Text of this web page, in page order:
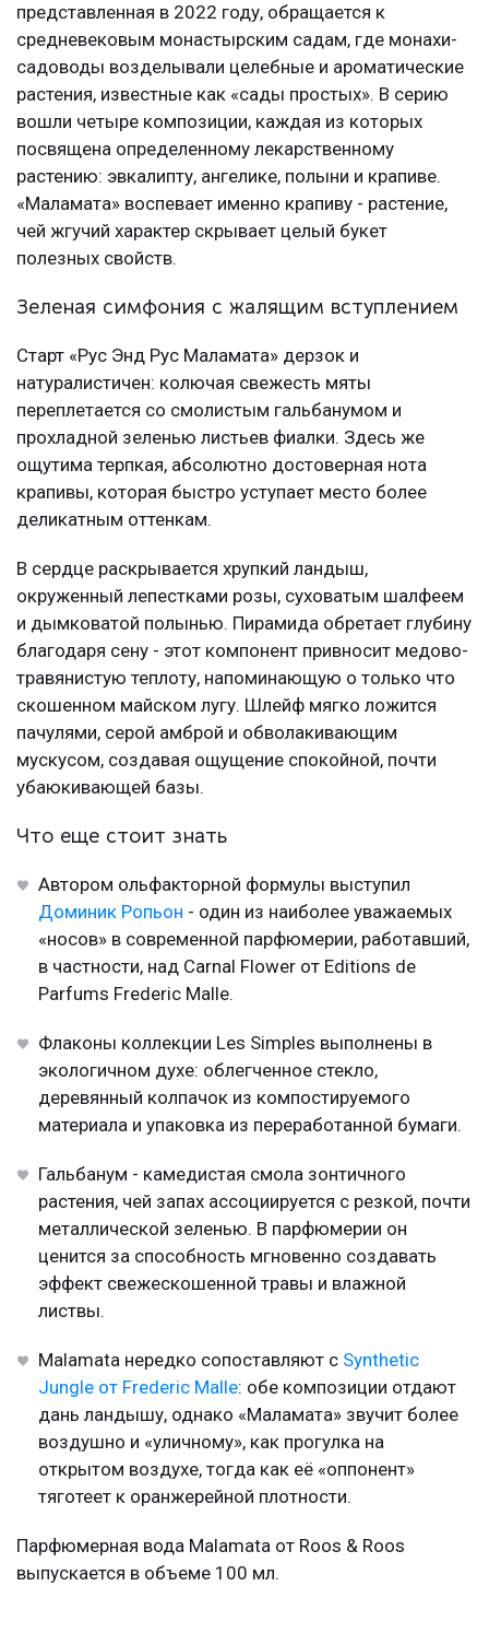
представленная в 2022 году, обращается к
средневековым монастырским садам, где монахи-
садоводы возделывали целебные и ароматические
растения, известные как «сады простых». В серию
вошли четыре композиции, каждая из которых
посвящена определенному лекарственному
растению: эвкалипту, ангелике, полыни и крапиве.
«Маламата» воспевает именно крапиву - растение,
чей жгучий характер скрывает целый букет
полезных свойств.
Зеленая симфония с жалящим вступлением
Старт «Рус Энд Рус Маламата» дерзок и
натуралистичен: колючая свежесть мяты
переплетается со смолистым гальбанумом и
прохладной зеленью листьев фиалки. Здесь же
ощутима терпкая, абсолютно достоверная нота
крапивы, которая быстро уступает место более
деликатным оттенкам.
В сердце раскрывается хрупкий ландыш,
окруженный лепестками розы, суховатым шалфеем
и дымковатой полынью. Пирамида обретает глубину
благодаря сену - этот компонент привносит медово-
травянистую теплоту, напоминающую о только что
скошенном майском лугу. Шлейф мягко ложится
пачулями, серой амброй и обволакивающим
мускусом, создавая ощущение спокойной, почти
убаюкивающей базы.
Что еще стоит знать
Автором ольфакторной формулы выступил
Доминик Ропьон - один из наиболее уважаемых
«носов» в современной парфюмерии, работавший,
в частности, над Carnal Flower от Editions de
Parfums Frederic Malle.
Флаконы коллекции Les Simples выполнены в
экологичном духе: облегченное стекло,
деревянный колпачок из компостируемого
материала и упаковка из переработанной бумаги.
Гальбанум - камедистая смола зонтичного
растения, чей запах ассоциируется с резкой, почти
металлической зеленью. В парфюмерии он
ценится за способность мгновенно создавать
эффект свежескошенной травы и влажной
листвы.
Malamata нередко сопоставляют с Synthetic
Jungle от Frederic Malle: обе композиции отдают
дань ландышу, однако «Маламата» звучит более
воздушно и «уличному», как прогулка на
открытом воздухе, тогда как её «оппонент»
тяготеет к оранжерейной плотности.
Парфюмерная вода Malamata от Roos & Roos
выпускается в объеме 100 мл.